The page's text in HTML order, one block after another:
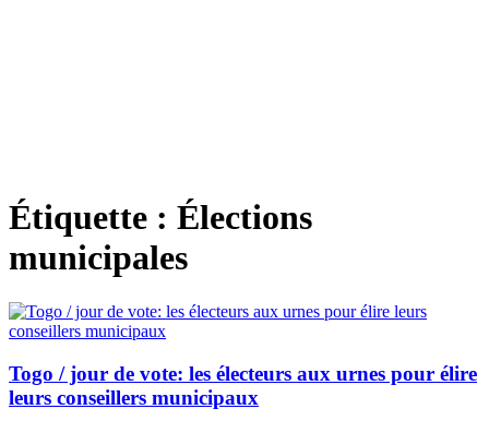
Étiquette : Élections
municipales
Togo / jour de vote: les électeurs aux urnes pour élire
leurs conseillers municipaux